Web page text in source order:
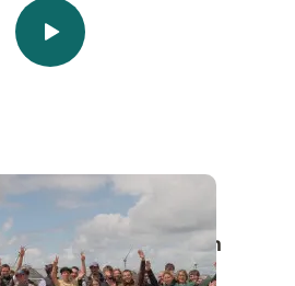
2026 : une belle édition
de l'innovation !